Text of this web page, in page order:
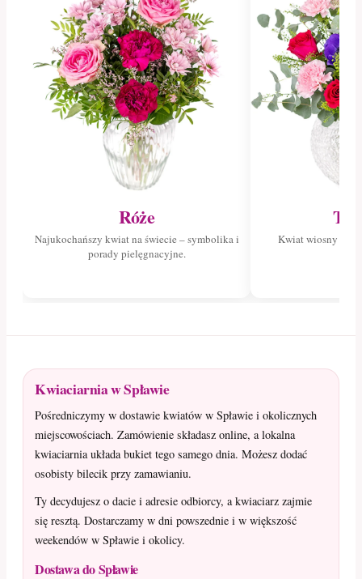
Róże
Najukochańszy kwiat na świecie – symbolika i
porady pielęgnacyjne.
Kwiat wiosny –
Kwiaciarnia w Spławie
Pośredniczymy w dostawie kwiatów w Spławie i okolicznych
miejscowościach. Zamówienie składasz online, a lokalna
kwiaciarnia układa bukiet tego samego dnia. Możesz dodać
osobisty bilecik przy zamawianiu.
Ty decydujesz o dacie i adresie odbiorcy, a kwiaciarz zajmie
się resztą. Dostarczamy w dni powszednie i w większość
weekendów w Spławie i okolicy.
Dostawa do Spławie